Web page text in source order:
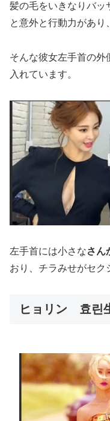
髪の毛をいきなりバッ
と意外と行動力があり
そんな彼女左手首の外
入れています。
左手首には小さなさん
おり、チラみせがセク
ヒョリン 효린